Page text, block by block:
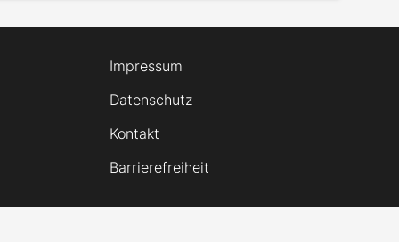
Impressum
Datenschutz
Kontakt
Barrierefreiheit